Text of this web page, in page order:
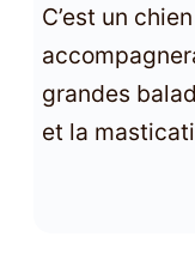
C’est un
grandes
et la